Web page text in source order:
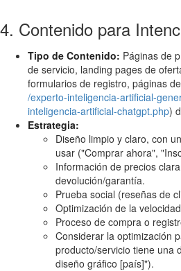
4. Contenido para
Tipo de Contenido: Páginas de
de servicio, landing pages de
formularios de registro, páginas
/experto-inteligencia-artificial-
inteligencia-artificial-chatgpt.php)
Estrategia:
Diseño limpio y claro, con
usar ("Comprar ahora",
Información de precios
devolución/garantía.
Prueba social (reseñas de
Optimización de la
Proceso de compra o
Considerar la optimización
producto/servicio tiene una
diseño gráfico [país]").